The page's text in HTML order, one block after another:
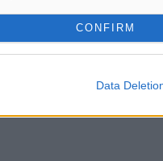
CONFIRM
Data